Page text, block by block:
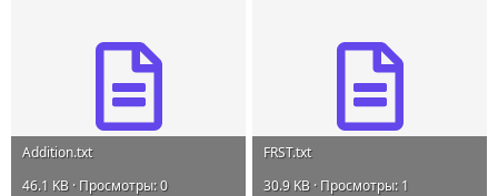
Addition.txt
46.1 KB · Просмотры: 0
FRST.txt
30.9 KB · Просмотры: 1